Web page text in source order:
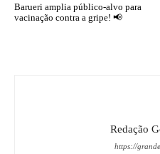
Barueri amplia público-alvo para
vacinação contra a gripe! 📢
Redação
https://